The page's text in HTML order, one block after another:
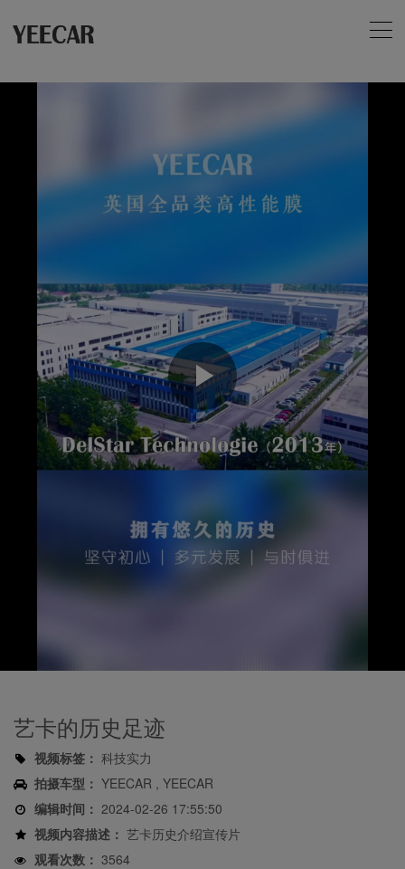
Play
Video
艺卡的历史足迹
视频标签： 科技实力
拍摄车型： YEECAR , YEECAR
编辑时间： 2024-02-26 17:55:50
视频内容描述： 艺卡历史介绍宣传片
观看次数： 3564